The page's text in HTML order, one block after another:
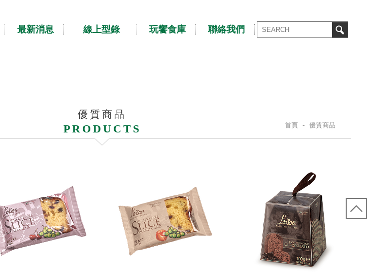
最新消息 線上型錄 玩饗食庫 聯絡我們
優質商品
PRODUCTS 首頁 - 優質商品